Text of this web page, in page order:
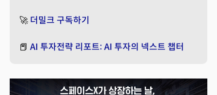
🚀 더밀크 구독하기
📕 AI 투자전략 리포트: AI 투자의 넥스트 챕터